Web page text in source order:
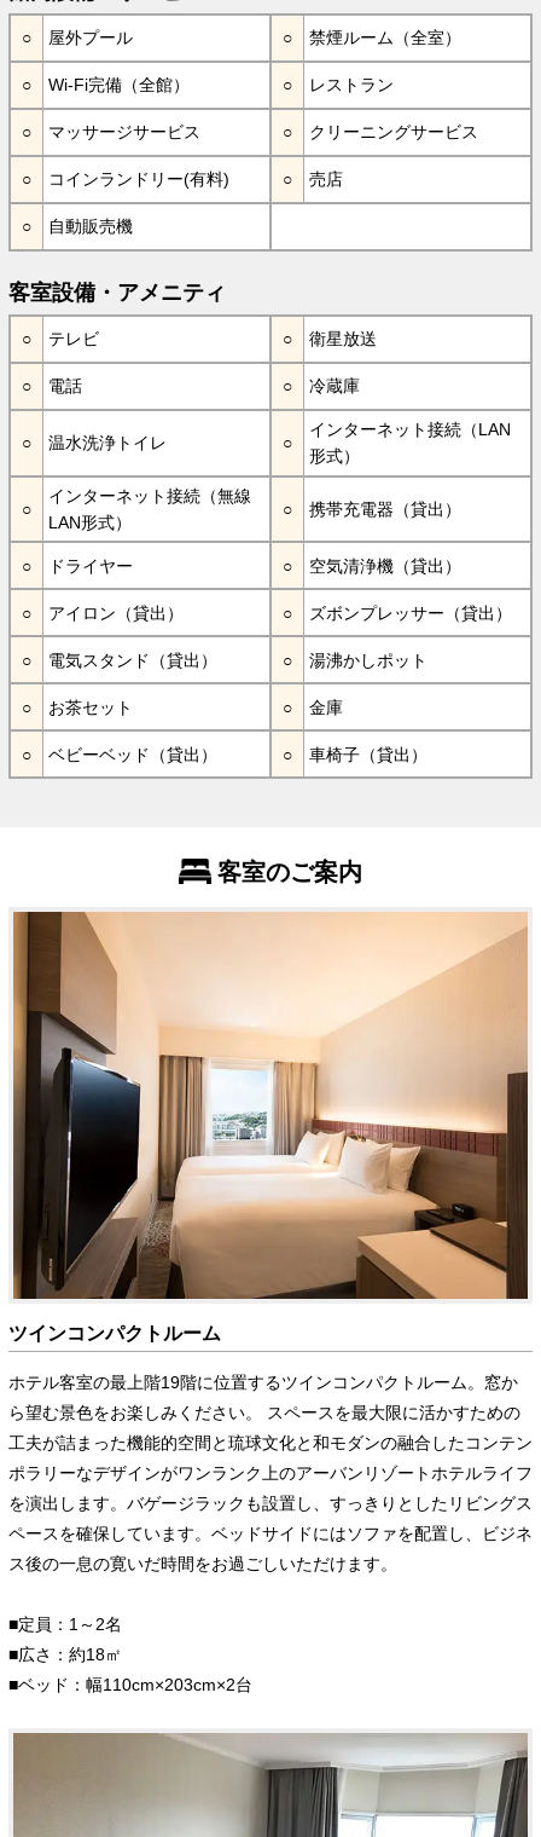
屋外プール 禁煙ルーム（全室）
Wi-Fi完備（全館） レストラン
マッサージサービス クリーニングサービス
コインランドリー(有料) 売店
自動販売機
客室設備・アメニティ
テレビ 衛星放送
電話 冷蔵庫
温水洗浄トイレ
インターネット接続（LAN
形式）
インターネット接続（無線
LAN形式）
携帯充電器（貸出）
ドライヤー 空気清浄機（貸出）
アイロン（貸出） ズボンプレッサー（貸出）
電気スタンド（貸出） 湯沸かしポット
お茶セット 金庫
ベビーベッド（貸出） 車椅子（貸出）
客室のご案内
ツインコンパクトルーム
ホテル客室の最上階19階に位置するツインコンパクトルーム。窓か
ら望む景色をお楽しみください。 スペースを最大限に活かすための
工夫が詰まった機能的空間と琉球文化と和モダンの融合したコンテン
ポラリーなデザインがワンランク上のアーバンリゾートホテルライフ
を演出します。バゲージラックも設置し、すっきりとしたリビングス
ペースを確保しています。ベッドサイドにはソファを配置し、ビジネ
ス後の一息の寛いだ時間をお過ごしいただけます。
■定員：1～2名
■広さ：約18㎡
■ベッド：幅110cm×203cm×2台